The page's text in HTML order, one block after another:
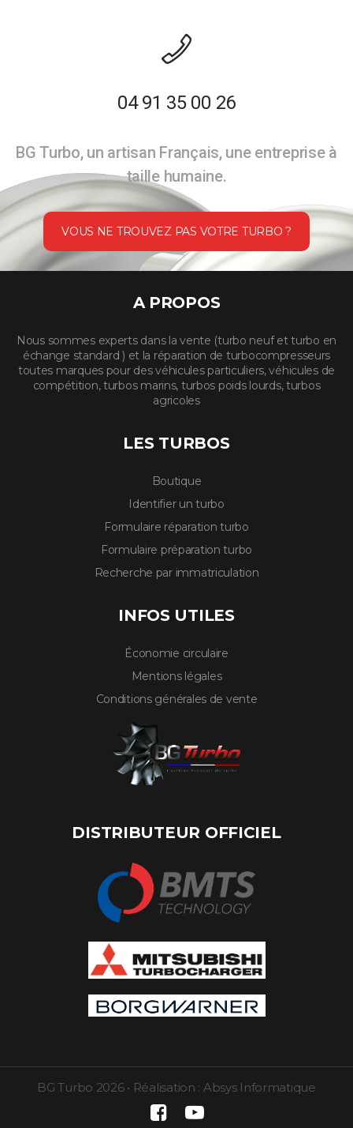
04 91 35 00 26
BG Turbo, un artisan Français, une entreprise à
taille humaine.
VOUS NE TROUVEZ PAS VOTRE TURBO ?
A PROPOS
Nous sommes experts dans la vente (turbo neuf et turbo en
échange standard ) et la réparation de turbocompresseurs
toutes marques pour des véhicules particuliers, véhicules de
compétition, turbos marins, turbos poids lourds, turbos
agricoles
LES TURBOS
Boutique
Identifier un turbo
Formulaire réparation turbo
Formulaire préparation turbo
Recherche par immatriculation
INFOS UTILES
Économie circulaire
Mentions légales
Conditions générales de vente
DISTRIBUTEUR OFFICIEL
BG Turbo 2026 • Réalisation : Absys Informatique